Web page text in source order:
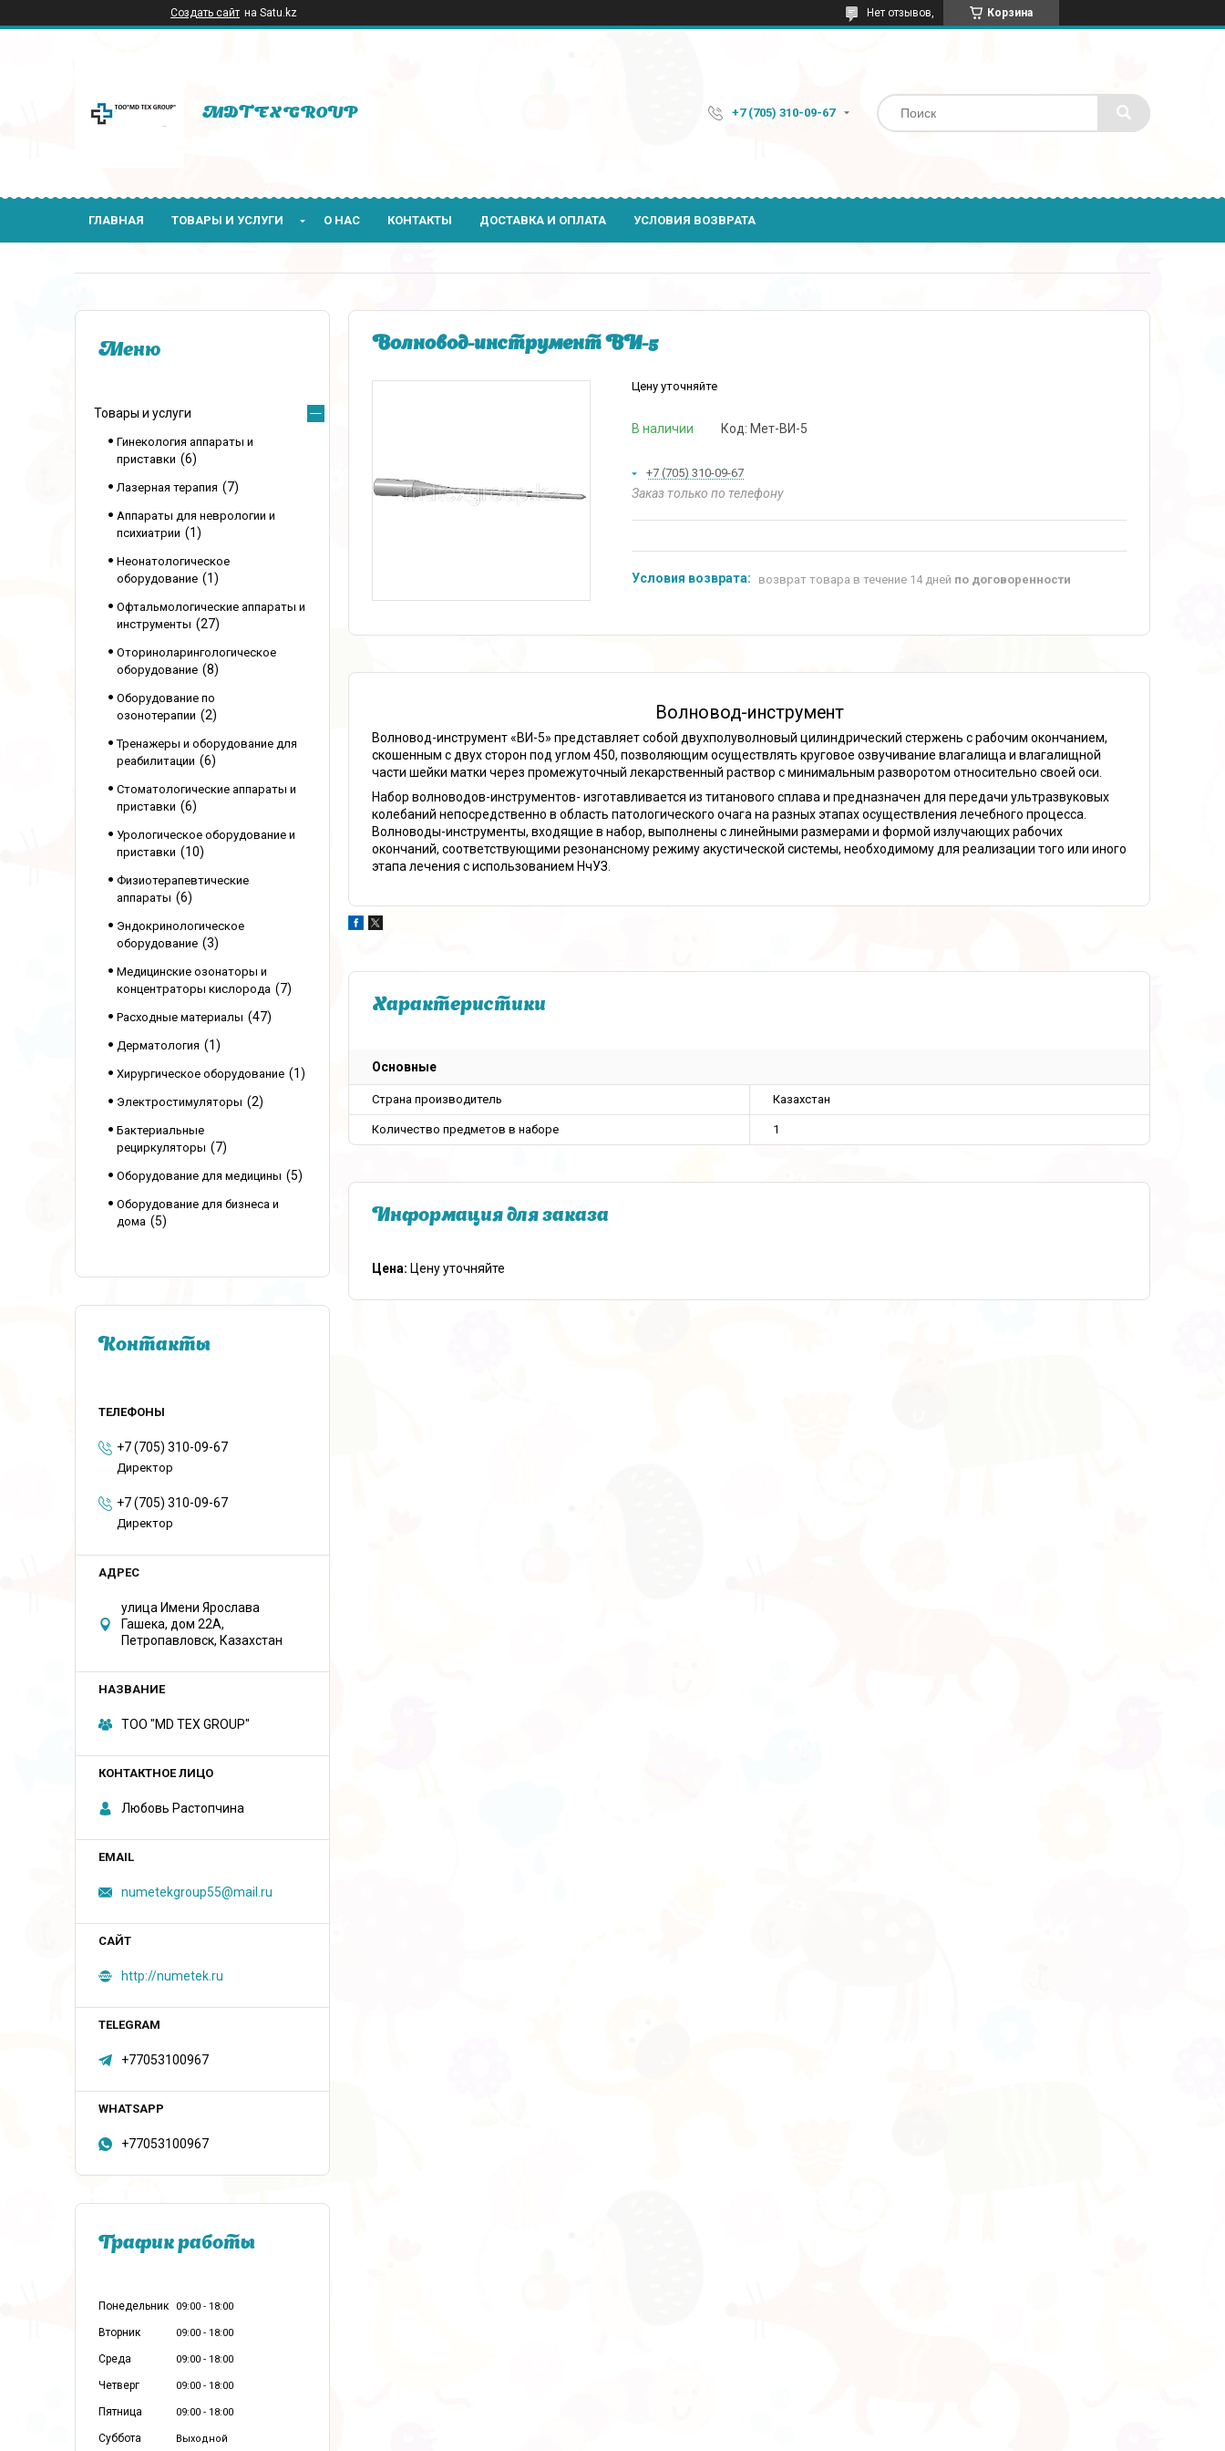
Создать сайт на Satu.kz Корзина
Нет отзывов,
MDTEXGROUP +7 (705) 310-09-67
ГЛАВНАЯ ТОВАРЫ И УСЛУГИ О НАС КОНТАКТЫ ДОСТАВКА И ОПЛАТА УСЛОВИЯ ВОЗВРАТА
Волновод-инструмент ВИ-5
Цену уточняйте
В наличии Код: Мет-ВИ-5
+7 (705) 310-09-67
Заказ только по телефону
возврат товара в течение 14 дней по договоренности
Волновод-инструмент
Волновод-инструмент «ВИ-5» представляет собой двухполуволновый цилиндрический стержень с рабочим окончанием,
скошенным с двух сторон под углом 450, позволяющим осуществлять круговое озвучивание влагалища и влагалищной
части шейки матки через промежуточный лекарственный раствор с минимальным разворотом относительно своей оси.
Набор волноводов-инструментов- изготавливается из титанового сплава и предназначен для передачи ультразвуковых
колебаний непосредственно в область патологического очага на разных этапах осуществления лечебного процесса.
Волноводы-инструменты, входящие в набор, выполнены с линейными размерами и формой излучающих рабочих
окончаний, соответствующими резонансному режиму акустической системы, необходимому для реализации того или иного
этапа лечения с использованием НчУЗ.
Характеристики
Основные
Страна производитель Казахстан
Количество предметов в наборе 1
Информация для заказа
Цена: Цену уточняйте
Товары и услуги
Гинекология аппараты и
приставки
6
Лазерная терапия 7
Аппараты для неврологии и
психиатрии
1
Неонатологическое
оборудование
1
Офтальмологические аппараты и
инструменты
27
Оториноларингологическое
оборудование
8
Оборудование по
озонотерапии
2
Тренажеры и оборудование для
реабилитации
6
Стоматологические аппараты и
приставки
6
Урологическое оборудование и
приставки
10
Физиотерапевтические
аппараты
6
Эндокринологическое
оборудование
3
Медицинские озонаторы и
концентраторы кислорода
7
Расходные материалы 47
Дерматология 1
Хирургическое оборудование 1
Электростимуляторы 2
Бактериальные
рециркуляторы
7
Оборудование для медицины 5
Оборудование для бизнеса и
дома
5
Контакты
+7 (705) 310-09-67
Директор
+7 (705) 310-09-67
Директор
улица Имени Ярослава
Гашека, дом 22А,
Петропавловск, Казахстан
ТОО "MD TEX GROUP"
Любовь Растопчина
numetekgroup55@mail.ru
http://numetek.ru
+77053100967
+77053100967
График работы
Понедельник 09:00 18:00
Вторник 09:00 18:00
Среда 09:00 18:00
Четверг 09:00 18:00
Пятница 09:00 18:00
Суббота Выходной